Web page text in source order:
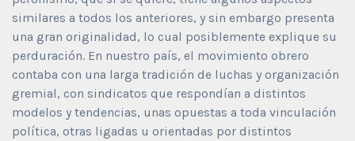
similares a todos los anteriores, y sin embargo presenta
una gran originalidad, lo cual posiblemente explique su
perduración. En nuestro país, el movimiento obrero
contaba con una larga tradición de luchas y organización
gremial, con sindicatos que respondían a distintos
modelos y tendencias, unas opuestas a toda vinculación
política, otras ligadas u orientadas por distintos